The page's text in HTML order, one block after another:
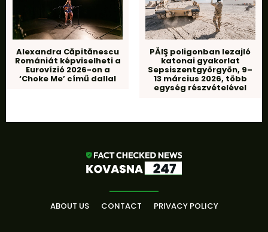
Alexandra Căpitănescu
Romániát képviselheti a
Eurovízió 2026-on a
‘Choke Me’ című dallal
PĂIŞ poligonban lezajló
katonai gyakorlat
Sepsiszentgyörgyön, 9–
13 március 2026, több
egység részvételével
ABOUT US CONTACT PRIVACY POLICY